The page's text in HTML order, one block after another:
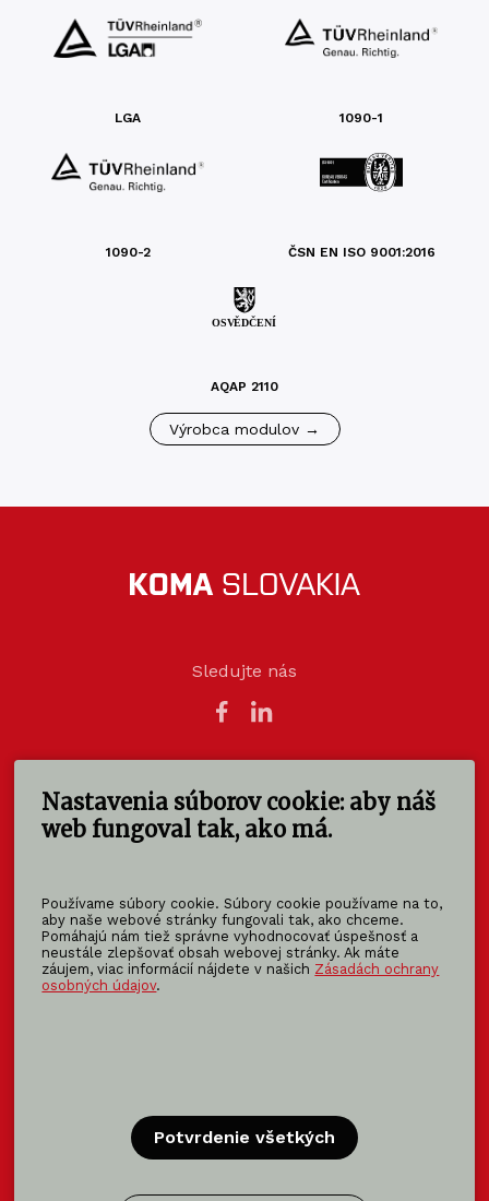
Nastavenia súborov cookie: aby náš
web fungoval tak, ako má.
Používame súbory cookie. Súbory cookie používame na to,
aby naše webové stránky fungovali tak, ako chceme.
Pomáhajú nám tiež správne vyhodnocovať úspešnosť a
neustále zlepšovať obsah webovej stránky. Ak máte
záujem, viac informácií nájdete v našich Zásadách ochrany
osobných údajov.
Potvrdenie všetkých
LGA 1090-1
1090-2 ČSN EN ISO 9001:2016
AQAP 2110
Výrobca modulov →
Sledujte nás
KOMA SLOVAKIA s.r.o.
Štúrova 140
949 01 Nitra - Mlynárce
info@koma-slovakia.sk
+ 421 37 6518 325
Patríme do rodiny KOMA FAMILY